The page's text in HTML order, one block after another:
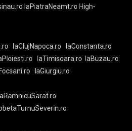
laPiatraNeamt.ro High-
laClujNapoca.ro
laConstanta.ro
laTimisoara.ro
laBuzau.ro
laGiurgiu.ro
laRamnicuSarat.ro